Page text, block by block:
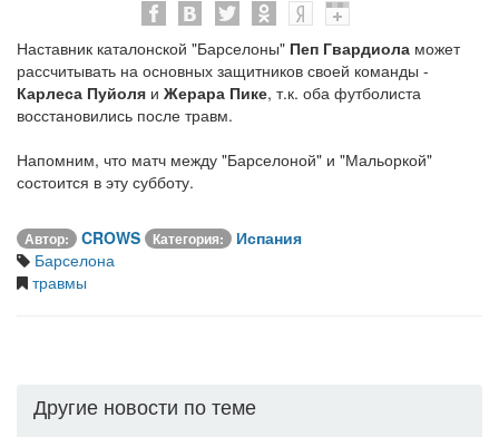
Наставник каталонской "Барселоны" Пеп Гвардиола может
рассчитывать на основных защитников своей команды -
Карлеса Пуйоля и Жерара Пике, т.к. оба футболиста
восстановились после травм.
Напомним, что матч между "Барселоной" и "Мальоркой"
состоится в эту субботу.
Автор: CROWS Категория:
Испания
Барселона
травмы
Другие новости по теме